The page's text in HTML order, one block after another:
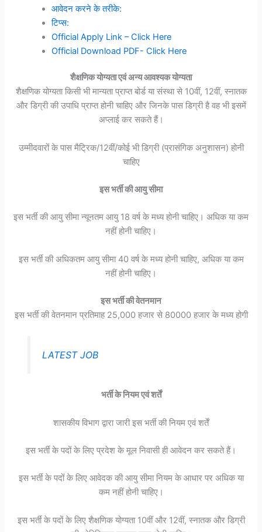
आवेदन करने के तरीके:
टिप्स:
Official Apply Link – Click Here
Official Download PDF- Click Here
शैक्षणिक योग्यता एवं अन्य आवश्यक योग्यता
शैक्षणिक योग्यता किसी भी मान्यता प्राप्त बोर्ड या संस्था से 10वीं, 12वीं, स्नातक
और डिग्री की उपाधि प्राप्त होनी चाहिए और जिनके पास डिग्री है वह भी इसमें
अप्लाई कर सकते हैं।
उम्मीदवारों के पास मैट्रिक/12वीं/कोई भी डिग्री (प्रासंगिक अनुशासन) होनी
चाहिए
इस भर्ती की आयु सीमा
इस भर्ती की आयु सीमा न्यूनतम आयु 18 वर्ष के मध्य होनी चाहिए। अधिक या कम
नहीं होनी चाहिए।
इस भर्ती की अधिकतम आयु सीमा 40 वर्ष के मध्य होनी चाहिए, अधिक या कम
नहीं होनी चाहिए।
इस भर्ती की वेतनमान
इस भर्ती की वेतनमान प्रतिमाह 25,000 हजार से 80000 हजार के मध्य होगी
LATEST JOB
भर्ती के नियम एवं शर्तें
शासकीय विभाग द्वारा जारी इस भर्ती की नियम एवं शर्तें
इस भर्ती के पदों के लिए प्रदेश के मूल निवासी ही आवेदन कर सकते हैं।
इस भर्ती के पदों के लिए आवेदक की आयु सीमा नियम के आधार पर अधिक या
कम नहीं होनी चाहिए।
इस भर्ती के पदों के लिए शैक्षणिक योग्यता 10वीं और 12वीं, स्नातक और डिग्री